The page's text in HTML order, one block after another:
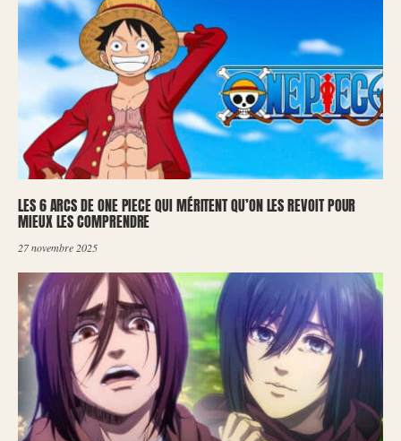
LES 6 ARCS DE ONE PIECE QUI MÉRITENT QU’ON LES REVOIT POUR
MIEUX LES COMPRENDRE
27 novembre 2025